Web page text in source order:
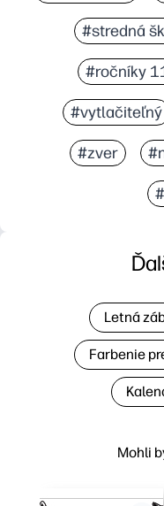
#stredná
#ročníky
#vytlačiteľný
#zver
Mohli
Letná
Farbenie